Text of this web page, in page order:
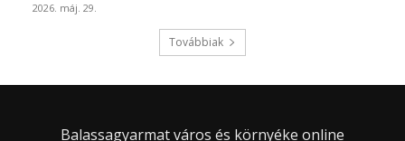
2026. máj. 29.
Továbbiak
Balassagyarmat város és környéke online